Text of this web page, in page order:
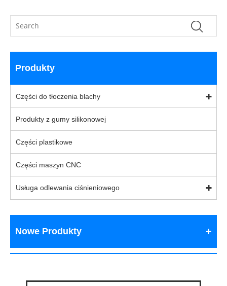
Produkty
Części do tłoczenia blachy
Produkty z gumy silikonowej
Części plastikowe
Części maszyn CNC
Usługa odlewania ciśnieniowego
Nowe Produkty